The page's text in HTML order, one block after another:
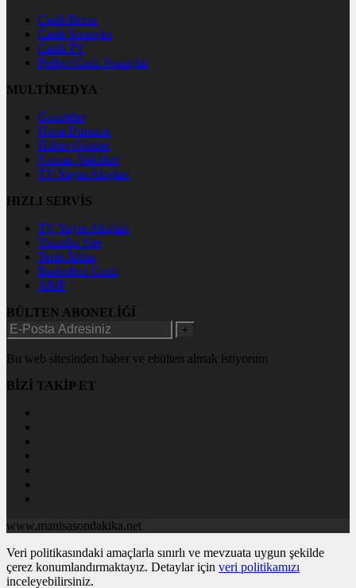
Canlı Borsa
Canlı Sonuçlar
Canlı TV
Futbol Canlı Sonuçlar
MULTİMEDYA
Gazeteler
Hava Durumu
Haber Gönder
Namaz Vakitleri
TV Yayın Akışları
HIZLI SERVİS
TV Yayın Akışları
Yazarlar Site
Tenis İddaa
Basketbol Canlı
AMP
BÜLTEN ABONELİĞİ
+
Bu web sitesinden haber ve ebülten almak istiyorum
BİZİ TAKİP ET
www.manisasondakika.net
Veri politikasındaki amaçlarla sınırlı ve mevzuata uygun şekilde
çerez konumlandırmaktayız. Detaylar için veri politikamızı
inceleyebilirsiniz.